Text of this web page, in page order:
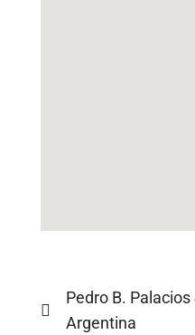
Pedro B.
Argentina